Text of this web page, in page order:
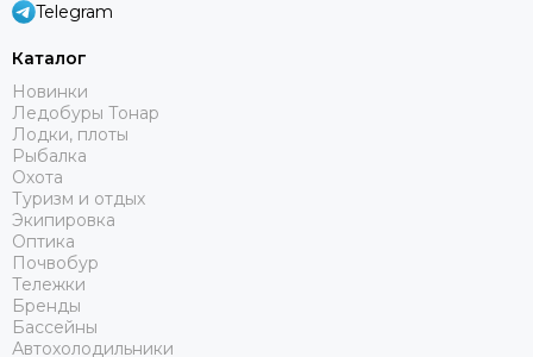
Telegram
Каталог
Новинки
Ледобуры Тонар
Лодки, плоты
Рыбалка
Охота
Туризм и отдых
Экипировка
Оптика
Почвобур
Тележки
Бренды
Бассейны
Автохолодильники